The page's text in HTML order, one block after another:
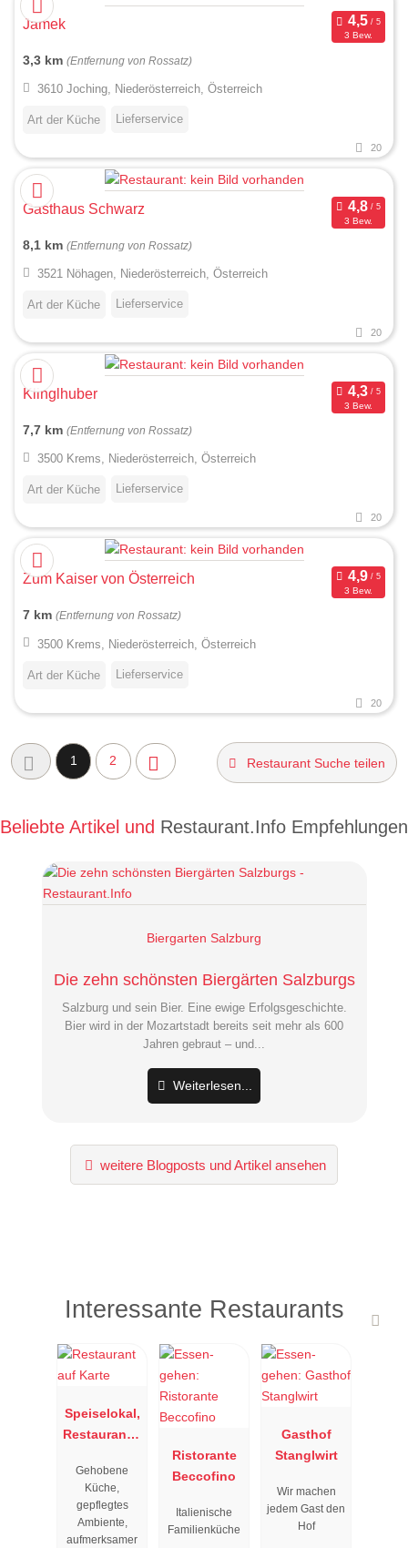
Jamek
3 Bew.
3,3 km (Entfernung von Rossatz)
3610 Joching, Niederösterreich, Österreich
Art der Küche Lieferservice
20
Gasthaus Schwarz
3 Bew.
8,1 km (Entfernung von Rossatz)
3521 Nöhagen, Niederösterreich, Österreich
Art der Küche Lieferservice
20
Klinglhuber
3 Bew.
7,7 km (Entfernung von Rossatz)
3500 Krems, Niederösterreich, Österreich
Art der Küche Lieferservice
20
Zum Kaiser von Österreich
3 Bew.
7 km (Entfernung von Rossatz)
3500 Krems, Niederösterreich, Österreich
Art der Küche Lieferservice
20
1 2 Restaurant Suche teilen
Beliebte Artikel und Restaurant.Info Empfehlungen
Die zehn schönsten Biergärten Salzburgs
Biergarten Salzburg
Salzburg und sein Bier. Eine ewige Erfolgsgeschichte.
Bier wird in der Mozartstadt bereits seit mehr als 600
Jahren gebraut – und...
Weiterlesen...
weitere Blogposts und Artikel ansehen
Interessante Restaurants
Speiselokal,
Restaurant "
"
Gehobene
Küche,
gepflegtes
Ambiente,
aufmerksamer
Ristorante
Beccofino
Italienische
Familienküche
Gasthof
Stanglwirt
Wir machen
jedem Gast den
Hof